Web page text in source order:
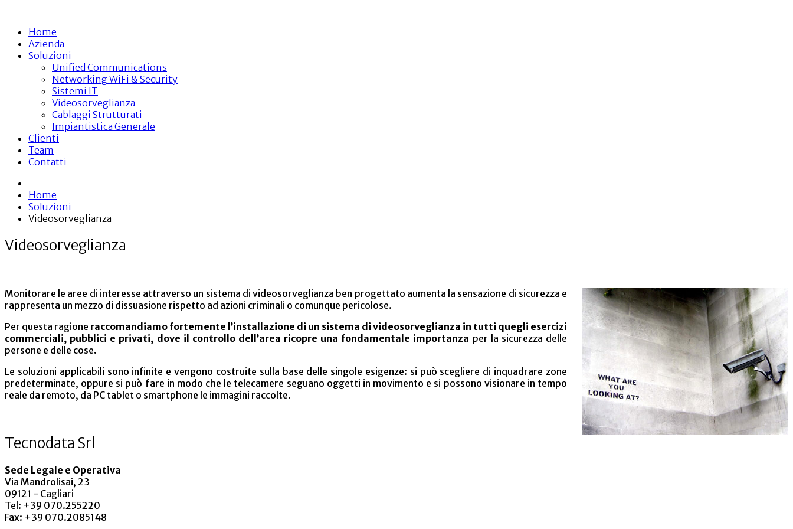
Home
Azienda
Soluzioni
Unified Communications
Networking WiFi & Security
Sistemi IT
Videosorveglianza
Cablaggi Strutturati
Impiantistica Generale
Clienti
Team
Contatti
Home
Soluzioni
Videosorveglianza
Videosorveglianza
Monitorare le aree di interesse attraverso un sistema di videosorveglianza ben progettato aumenta la sensazione di sicurezza e
rappresenta un mezzo di dissuasione rispetto ad azioni criminali o comunque pericolose.
Per questa ragione raccomandiamo fortemente l’installazione di un sistema di videosorveglianza in tutti quegli esercizi
commerciali, pubblici e privati, dove il controllo dell’area ricopre una fondamentale importanza per la sicurezza delle
persone e delle cose.
Le soluzioni applicabili sono infinite e vengono costruite sulla base delle singole esigenze: si può scegliere di inquadrare zone
predeterminate, oppure si può fare in modo che le telecamere seguano oggetti in movimento e si possono visionare in tempo
reale da remoto, da PC tablet o smartphone le immagini raccolte.
Tecnodata Srl
Sede Legale e Operativa
Via Mandrolisai, 23
09121 - Cagliari
Tel: +39 070.255220
Fax: +39 070.2085148